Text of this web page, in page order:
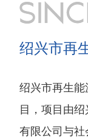
绍兴市再
绍兴市再生能
目，项目由
有限公司与